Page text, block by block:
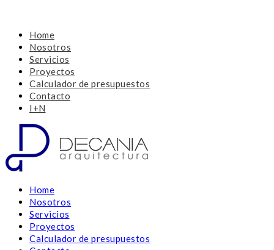
Home
Nosotros
Servicios
Proyectos
Calculador de presupuestos
Contacto
I+N
Home
Nosotros
Servicios
Proyectos
Calculador de presupuestos